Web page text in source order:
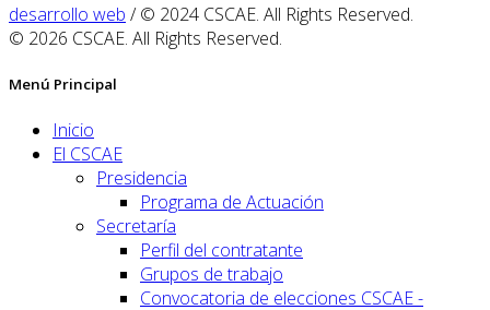
desarrollo web / © 2024 CSCAE. All Rights Reserved.
© 2026 CSCAE. All Rights Reserved.
Menú Principal
Inicio
El CSCAE
Presidencia
Programa de Actuación
Secretaría
Perfil del contratante
Grupos de trabajo
Convocatoria de elecciones CSCAE -